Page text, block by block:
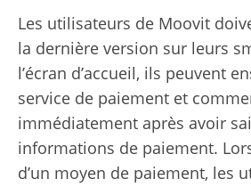
Les utilisateurs de Moovit
la dernière version sur leurs
l’écran d’accueil, ils peuvent
service de paiement et
immédiatement après avoir
informations de paiement.
d’un moyen de paiement, les